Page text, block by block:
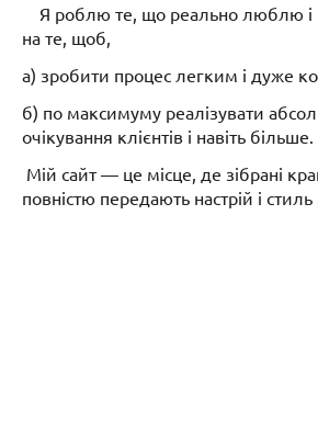
Я роблю те, що реально люблю і
на те, щоб,
а) зробити процес легким і дуже
б) по максимуму реалізувати
очікування клієнтів і навіть більше.
Мій сайт — це місце, де зібрані
повністю передають настрій і стиль